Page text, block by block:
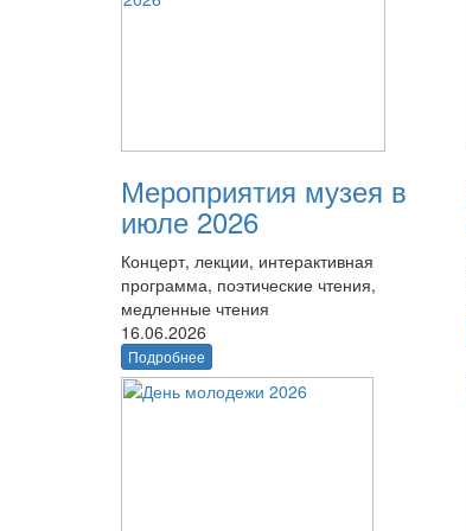
Мероприятия музея в
июле 2026
Концерт, лекции, интерактивная
программа, поэтические чтения,
медленные чтения
16.06.2026
Подробнее